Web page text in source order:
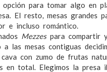
para tomar algo en
El resto, mesas
e incluso romántico.
Mezzespara compartir
a las mesas contiguas
con zumo de frutas
en total. Elegimos la presa